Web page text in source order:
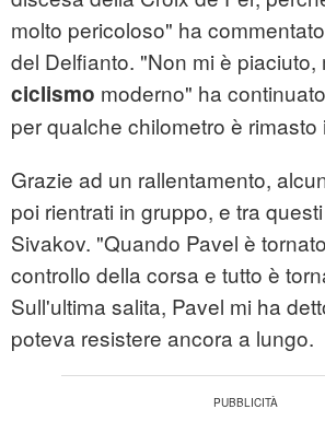
molto pericoloso" ha
del Delfianto. "Non mi è piaciuto,
ciclismo moderno" ha continuato
per qualche chilometro è rimasto
Grazie ad un rallentamento,
poi rientrati in gruppo, e tra
Sivakov. "Quando Pavel è
controllo della corsa e tutto è
Sull'ultima salita, Pavel mi ha
poteva resistere ancora a lungo.